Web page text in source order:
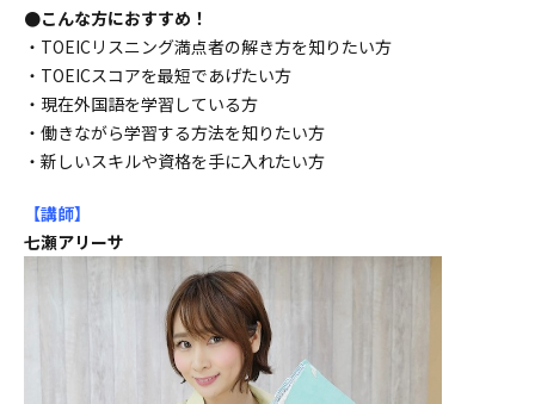
●こんな方におすすめ！
・TOEICリスニング満点者の解き方を知りたい方
・TOEICスコアを最短であげたい方
・現在外国語を学習している方
・働きながら学習する方法を知りたい方
・新しいスキルや資格を手に入れたい方
【講師】
七瀬アリーサ